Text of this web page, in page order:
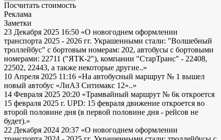
Посчитать стоимость
Реклама
Заметки
23 Декабря 2025 16:50 «О новогоднем оформлении
транспорта 2025 - 2026 гг. Украшенными стали: "Волшебный
троллейбус" с бортовым номерам: 202, автобусы с бортовыми
номерами: 22711 ("ЯТК-2"), компании "СтарТранс" - 22408,
22502, 22443, а также некоторые другие..»
10 Апреля 2025 11:16 «На автобусный маршрут № 1 вышел
новый автобус «ЛиАЗ Ситимакс 12»..»
14 Февраля 2025 20:20 «Трамвайный маршрут № 6к откроется
15 февраля 2025 г. UPD: 15 февраля движение откроется во
второй половине дня (в первой половине дня - рейсов не
будет).»
22 Декабря 2024 20:37 «О новогоднем оформлении